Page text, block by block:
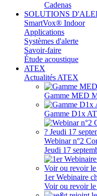
Cadenas
SOLUTIONS
SmartVox® Indoor
Applications
Systèmes d'alerte
Savoir-faire
Étude acoustique
ATEX
Actualités ATEX
Gamme MED
Gamme D1x
Webinar n°2
Jeudi 17
1er Webinaire
Voir ou revoir